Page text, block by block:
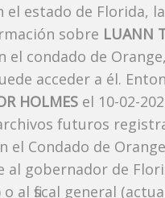
el estado de Florida,
sobre LUANN
el condado de
acceder a él.
HOLMES el 10-02-
futuros
el Condado de
al gobernador de
al fiscal general